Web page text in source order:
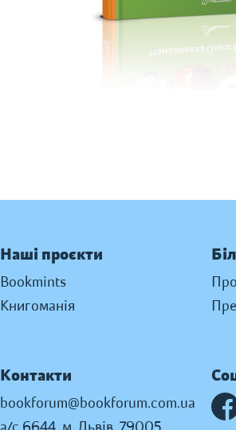
Наші проєкти
Bookmints
Книгоманія
Контакти
bookforum@bookforum.com.ua